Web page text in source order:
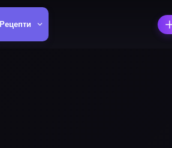
Рецепти